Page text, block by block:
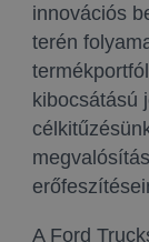
innovációs
terén
kibocsátású
A Ford